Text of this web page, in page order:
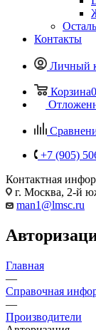
Контакты
Личный
Корзина0
+7 (905)
Контактная
г. Москва, 2-й
man1@lmsc.ru
Главная
—
Справочная
—
Производители